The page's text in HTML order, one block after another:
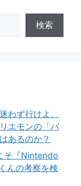
検索
わず行けよ、
エモンの「バ
あるのか？
そ『Nintendo
んの考察を検